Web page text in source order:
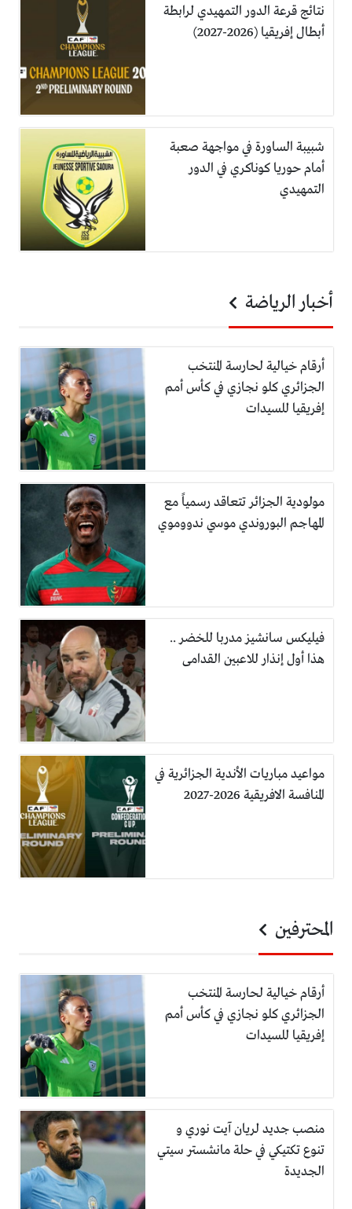
نتائج قرعة الدور التمهيدي لرابطة
أبطال إفريقيا (2026-2027)
شبيبة الساورة في مواجهة صعبة
أمام حوريا كوناكري في الدور
التمهيدي
أخبار الرياضة
أرقام خيالية لحارسة المنتخب
الجزائري كلو نجازي في كأس أمم
إفريقيا للسيدات
مولودية الجزائر تتعاقد رسمياً مع
المهاجم البوروندي موسي ندووموي
فيليكس سانشيز مدربا للخضر ..
هذا أول إنذار للاعبين القدامى
مواعيد مباريات الأندية الجزائرية في
المنافسة الافريقية 2026-2027
المحترفين
أرقام خيالية لحارسة المنتخب
الجزائري كلو نجازي في كأس أمم
إفريقيا للسيدات
منصب جديد لريان آيت نوري و
تنوع تكتيكي في حلة مانشستر سيتي
الجديدة